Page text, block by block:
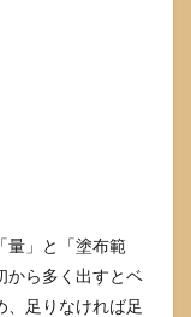
量」と「塗布範
から多く出すとベ
、足りなければ足